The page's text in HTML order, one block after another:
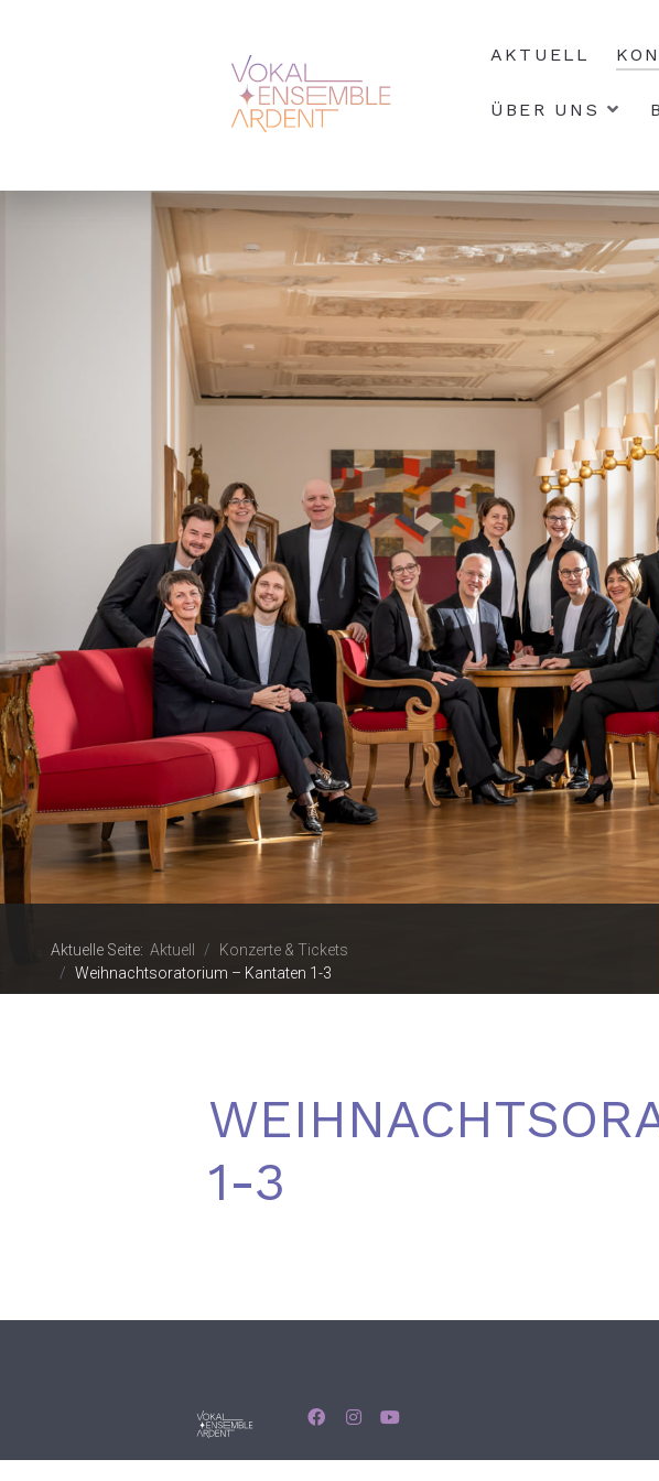
AKTUELL
ÜBER UNS
Aktuelle Seite: Aktuell
Konzerte & Tickets
Weihnachtsoratorium – Kantaten 1-3
1-3